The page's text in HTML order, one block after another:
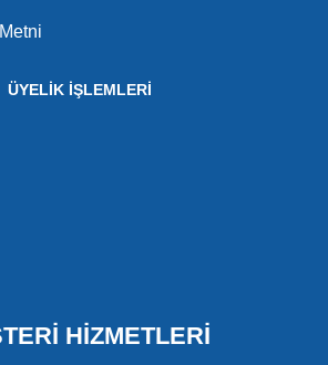
ÜYELİK İŞLEMLERİ
HİZMETLERİ